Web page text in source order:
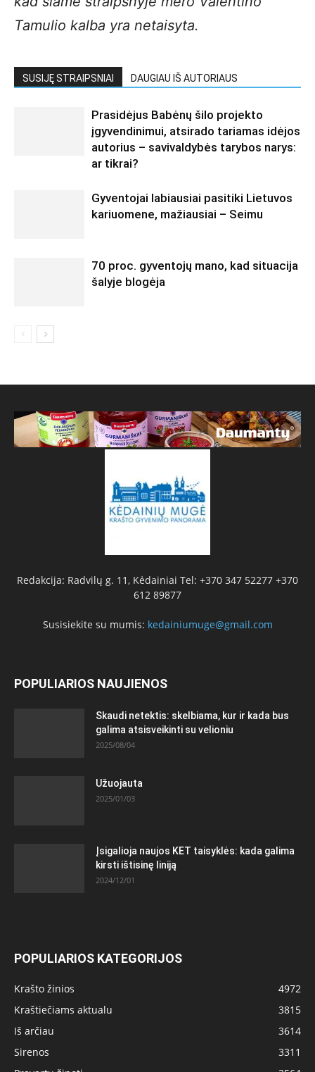
Tamulio kalba yra netaisyta.
SUSIJĘ STRAIPSNIAI DAUGIAU IŠ AUTORIAUS
Prasidėjus Babėnų šilo projekto
įgyvendinimui, atsirado tariamas idėjos
autorius – savivaldybės tarybos narys:
ar tikrai?
Gyventojai labiausiai pasitiki Lietuvos
kariuomene, mažiausiai – Seimu
70 proc. gyventojų mano, kad situacija
šalyje blogėja
Redakcija: Radvilų g. 11, Kėdainiai Tel: +370 347 52277 +370
612 89877
Susisiekite su mumis: kedainiumuge@gmail.com
POPULIARIOS NAUJIENOS
Skaudi netektis: skelbiama, kur ir kada bus
galima atsisveikinti su velioniu
2025/08/04
Užuojauta
2025/01/03
Įsigalioja naujos KET taisyklės: kada galima
kirsti ištisinę liniją
2024/12/01
POPULIARIOS KATEGORIJOS
Krašto žinios
4972
Kraštiečiams aktualu
3815
Iš arčiau
3614
Sirenos
3311